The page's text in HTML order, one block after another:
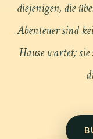
diejenigen, die
Abenteuer sind
Hause wartet;